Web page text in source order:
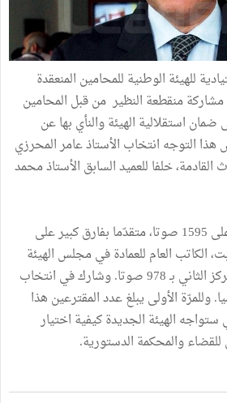
للهيئة الوطنية للمحامين المنعقدة
يومي 9 و10 جويلية 2016 مشاركة منقطعة النظير من قبل المحامين
ضمان استقلالية الهيئة والنأي بها عن
التوجه انتخاب الأستاذ عامر المحرزي
القادمة، خلفا للعميد السابق الأستاذ محمد
وقد حصل العميد الجديد على 1595 صوتا، متقدّما بفارق كبير على
الكاتب العام للعمادة في مجلس الهيئة
المتخلية، الذي حلّ في المركز الثاني بـ 978 صوتا. وشارك في انتخاب
3174 محاميا. وللمرّة الأولى يبلغ عدد المقترعين هذا
ستواجه الهيئة الجديدة كيفية اختيار
والمحكمة الدستورية.